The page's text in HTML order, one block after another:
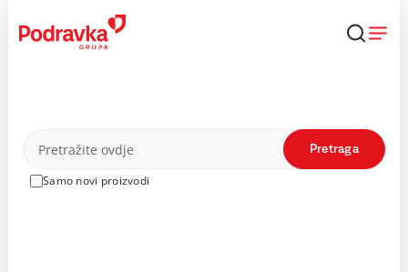
content
Proizvodi
Samo novi proizvodi
Pretraga